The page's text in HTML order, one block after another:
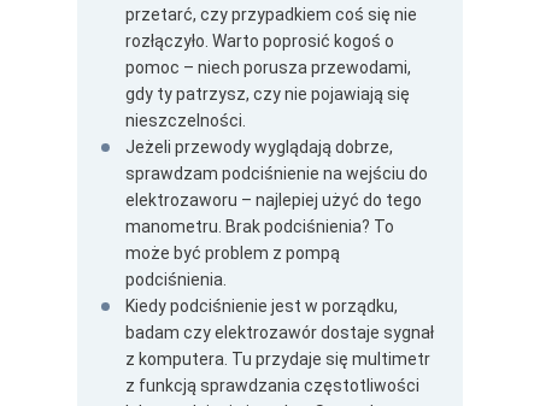
przetarć, czy przypadkiem coś się nie
rozłączyło. Warto poprosić kogoś o
pomoc – niech porusza przewodami,
gdy ty patrzysz, czy nie pojawiają się
nieszczelności.
Jeżeli przewody wyglądają dobrze,
sprawdzam podciśnienie na wejściu do
elektrozaworu – najlepiej użyć do tego
manometru. Brak podciśnienia? To
może być problem z pompą
podciśnienia.
Kiedy podciśnienie jest w porządku,
badam czy elektrozawór dostaje sygnał
z komputera. Tu przydaje się multimetr
z funkcją sprawdzania częstotliwości